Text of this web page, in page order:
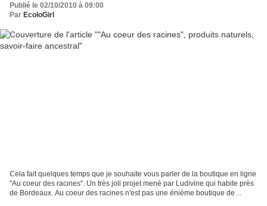
Publié le 02/10/2010 à 09:00
Par EcoloGirl
Cela fait quelques temps que je souhaite vous parler de la boutique en ligne
"Au coeur des racines". Un très joli projet mené par Ludivine qui habite près
de Bordeaux. Au coeur des racines n'est pas une énième boutique de